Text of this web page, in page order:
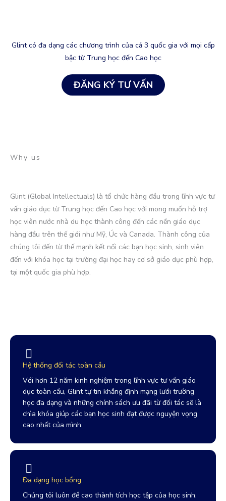
Glint có đa dạng các chương trình của cả 3 quốc gia với mọi cấp
bậc từ Trung học đến Cao học
ĐĂNG KÝ TƯ VẤN
Why us
Glint (Global Intellectuals) là tổ chức hàng đầu trong lĩnh vực tư
vấn giáo dục từ Trung học đến Cao học với mong muốn hỗ trợ
học viên nước nhà du học thành công đến các nền giáo dục
hàng đầu trên thế giới như Mỹ, Úc và Canada. Thành công của
chúng tôi đến từ thế mạnh kết nối các bạn học sinh, sinh viên
đến với khóa học tại trường đại học hay cơ sở giáo dục phù hợp,
tại một quốc gia phù hợp.
Hệ thống đối tác toàn cầu
Với hơn 12 năm kinh nghiệm trong lĩnh vực tư vấn giáo
dục toàn cầu, Glint tự tin khẳng định mạng lưới trường
học đa dạng và những chính sách ưu đãi từ đối tác sẽ là
chìa khóa giúp các bạn học sinh đạt được nguyện vọng
cao nhất của mình.
Đa dạng học bổng
Chúng tôi luôn đề cao thành tích học tập của học sinh.